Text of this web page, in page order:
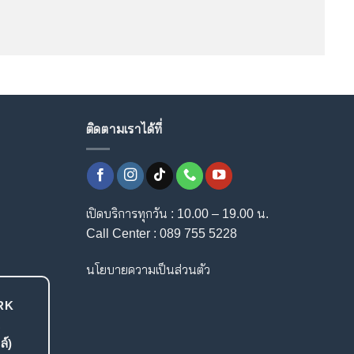
)
ติดตามเราได้ที่
เปิดบริการทุกวัน : 10.00 – 19.00 น.
Call Center : 089 755 5228
นโยบายความเป็นส่วนตัว